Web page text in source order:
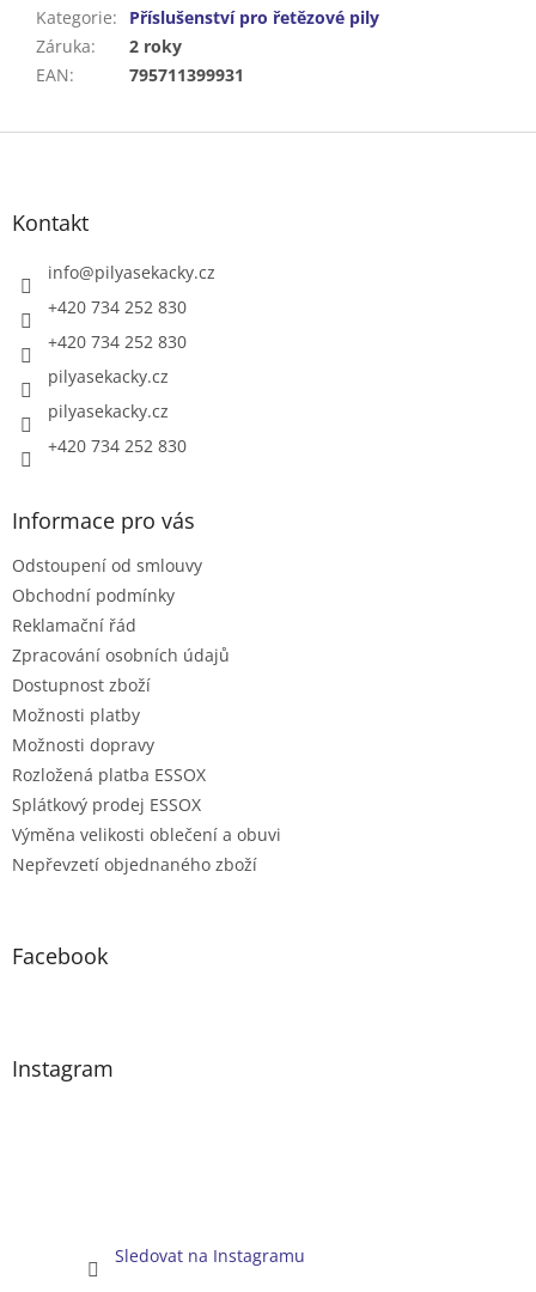
Kategorie:
Příslušenství pro řetězové pily
Záruka:
2 roky
EAN: 795711399931
Z
Kontakt
info@pilyasekacky.cz
+420 734 252 830
+420 734 252 830
pilyasekacky.cz
pilyasekacky.cz
+420 734 252 830
Informace pro vás
Odstoupení od smlouvy
Obchodní podmínky
Reklamační řád
Zpracování osobních údajů
Dostupnost zboží
Možnosti platby
Možnosti dopravy
Rozložená platba ESSOX
Splátkový prodej ESSOX
Výměna velikosti oblečení a obuvi
Nepřevzetí objednaného zboží
Facebook
Instagram
Sledovat na Instagramu